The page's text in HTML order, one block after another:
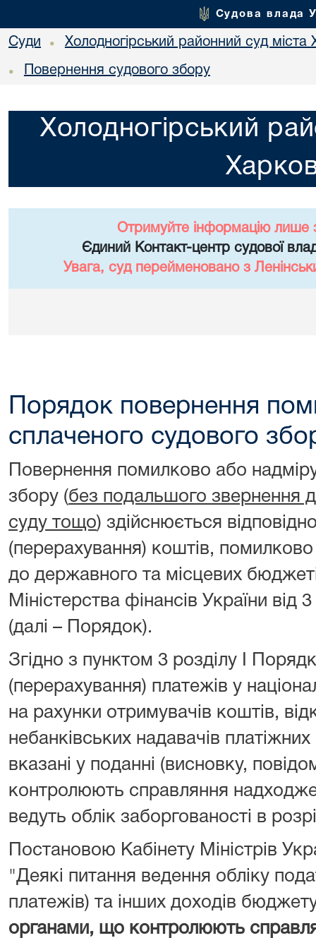
Судова влада
Суди • Холодногірський районний суд міста
• Повернення судового збору
Холодногірський
Отримуйте інформацію лише
Єдиний Контакт-центр судової
Увага, суд перейменовано з
Порядок повернення
сплаченого судового
Повернення помилково або
збору (без подальшого звернення
суду тощо) здійснюється
(перерахування) коштів,
до державного та місцевих
Міністерства фінансів України
(далі – Порядок).
Згідно з пунктом 3 розділу I
(перерахування) платежів у
на рахунки отримувачів коштів,
небанківських надавачів
вказані у поданні (висновку,
контролюють справляння
ведуть облік заборгованості в
Постановою Кабінету Міністрів
"Деякі питання ведення обліку
платежів) та інших доходів
органами, що контролюють